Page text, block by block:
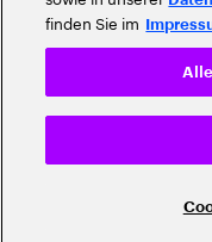
finden Sie im